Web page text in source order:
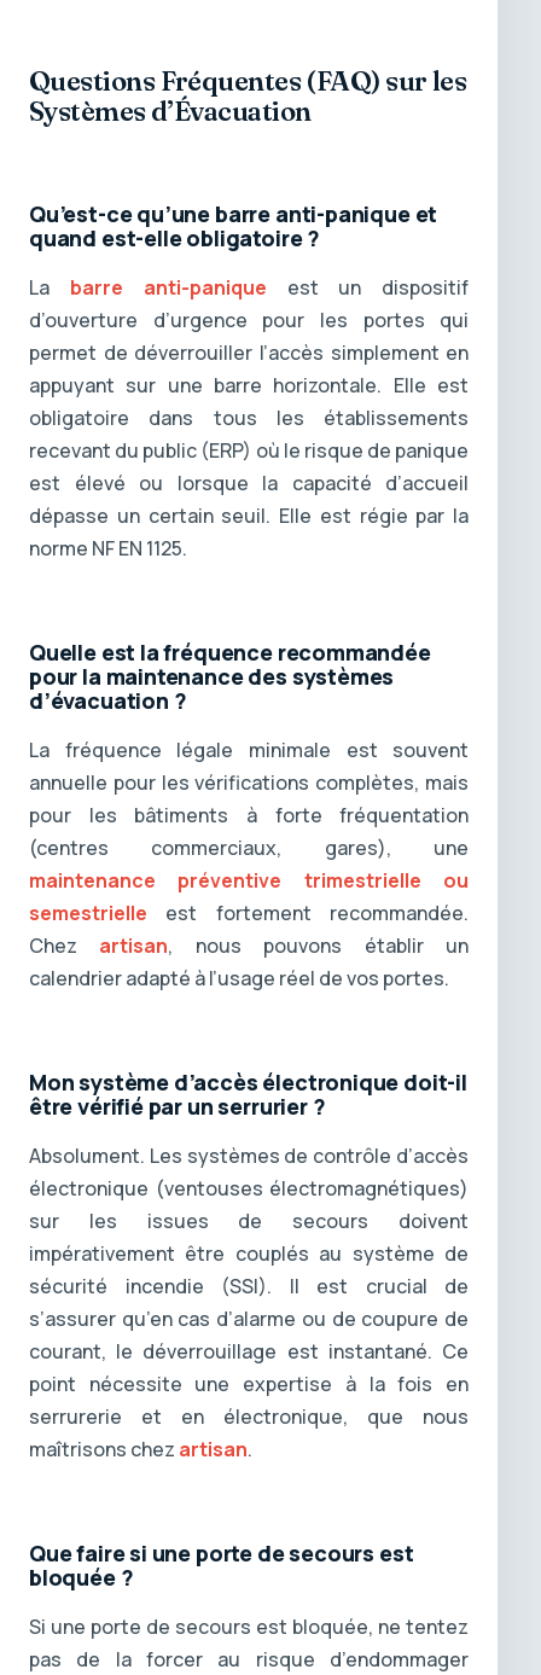
Questions Fréquentes (FAQ) sur les
Systèmes d’Évacuation
Qu’est-ce qu’une barre anti-panique et
quand est-elle obligatoire ?
La barre anti-panique est un dispositif
d’ouverture d’urgence pour les portes qui
permet de déverrouiller l’accès simplement en
appuyant sur une barre horizontale. Elle est
obligatoire dans tous les établissements
recevant du public (ERP) où le risque de panique
est élevé ou lorsque la capacité d’accueil
dépasse un certain seuil. Elle est régie par la
norme NF EN 1125.
Quelle est la fréquence recommandée
pour la maintenance des systèmes
d’évacuation ?
La fréquence légale minimale est souvent
annuelle pour les vérifications complètes, mais
pour les bâtiments à forte fréquentation
(centres commerciaux, gares), une
maintenance préventive trimestrielle ou
semestrielle est fortement recommandée.
Chez artisan, nous pouvons établir un
calendrier adapté à l’usage réel de vos portes.
Mon système d’accès électronique doit-il
être vérifié par un serrurier ?
Absolument. Les systèmes de contrôle d’accès
électronique (ventouses électromagnétiques)
sur les issues de secours doivent
impérativement être couplés au système de
sécurité incendie (SSI). Il est crucial de
s’assurer qu’en cas d’alarme ou de coupure de
courant, le déverrouillage est instantané. Ce
point nécessite une expertise à la fois en
serrurerie et en électronique, que nous
maîtrisons chez artisan.
Que faire si une porte de secours est
bloquée ?
Si une porte de secours est bloquée, ne tentez
pas de la forcer au risque d’endommager